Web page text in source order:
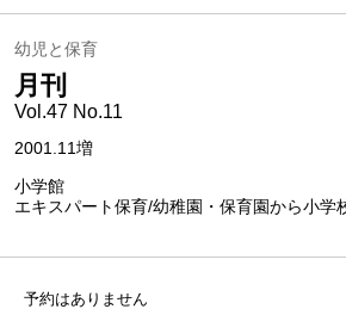
幼児と保育
月刊
Vol.47 No.11
2001.11増
小学館
エキスパート保育/幼稚園・保育園から小学
予約はありません